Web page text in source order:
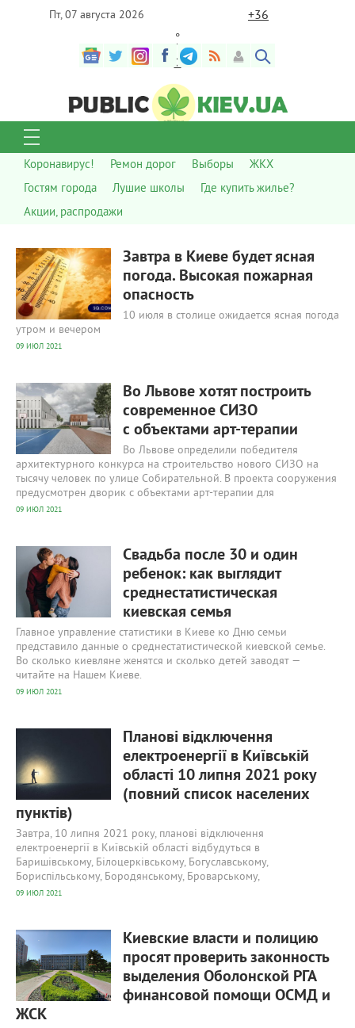
Пт, 07 августа 2026 +36
°
C
Коронавирус! Ремон дорог Выборы
ЖКХ
Гостям города
Лушие школы
Где купить жилье?
Акции, распродажи
Завтра в Киеве будет ясная
погода. Высокая пожарная
опасность
10 июля в столице ожидается ясная погода
утром и вечером
09 ИЮЛ 2021
Во Львове хотят построить
современное СИЗО
с объектами арт-терапии
Во Львове определили победителя
архитектурного конкурса на строительство нового СИЗО на
тысячу человек по улице Собирательной. В проекта сооружения
предусмотрен дворик с объектами арт-терапии для
09 ИЮЛ 2021
Свадьба после 30 и один
ребенок: как выглядит
среднестатистическая
киевская семья
Главное управление статистики в Киеве ко Дню семьи
представило данные о среднестатистической киевской семье.
Во сколько киевляне женятся и сколько детей заводят —
читайте на Нашем Киеве.
09 ИЮЛ 2021
Планові відключення
електроенергії в Київській
області 10 липня 2021 року
(повний список населених
пунктів)
Завтра, 10 липня 2021 року, планові відключення
електроенергії в Київській області відбудуться в
Баришівському, Білоцерківському, Богуславському,
Бориспільському, Бородянському, Броварському,
09 ИЮЛ 2021
Киевские власти и полицию
просят проверить законность
выделения Оболонской РГА
финансовой помощи ОСМД и
ЖСК